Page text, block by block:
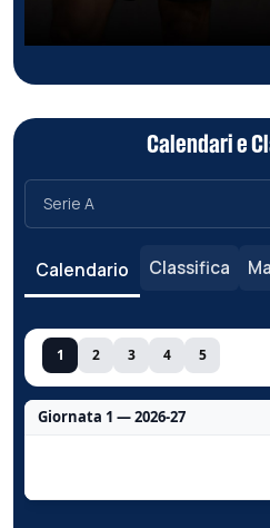
Calendari e
Calendario Classifica
1 2 3 4 5
Giornata 1 — 2026-27